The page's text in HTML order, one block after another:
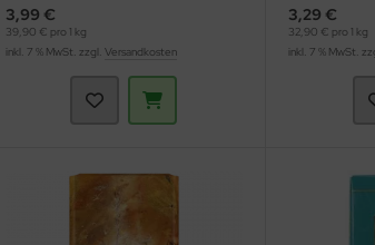
3,99 €
39,90 € pro 1 kg
inkl. 7 % MwSt. zzgl.Versandkosten
3,29 €
32,90 € pro 1 kg
inkl. 7 % MwSt.